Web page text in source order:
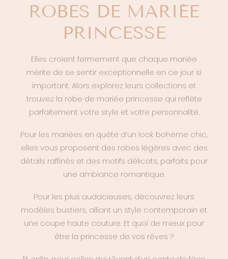
ROBES DE MARIÉE
PRINCESSE
Elles croient fermement que chaque mariée
mérite de se sentir exceptionnelle en ce jour si
important. Alors explorez leurs collections et
trouvez la robe de mariée princesse qui reflète
parfaitement votre style et votre personnalité.
Pour les mariées en quête d’un look bohème chic,
elles vous proposent des robes légères avec des
détails raffinés et des motifs délicats, parfaits pour
une ambiance romantique.
Pour les plus audacieuses, découvrez leurs
modèles bustiers, alliant un style contemporain et
une coupe haute couture. Et quoi de mieux pour
être la princesse de vos rêves ?